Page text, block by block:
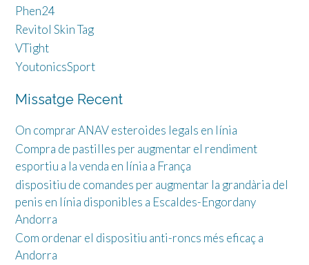
Phen24
Revitol Skin Tag
VTight
YoutonicsSport
Missatge Recent
On comprar ANAV esteroides legals en línia
Compra de pastilles per augmentar el rendiment
esportiu a la venda en línia a França
dispositiu de comandes per augmentar la grandària del
penis en línia disponibles a Escaldes-Engordany
Andorra
Com ordenar el dispositiu anti-roncs més eficaç a
Andorra